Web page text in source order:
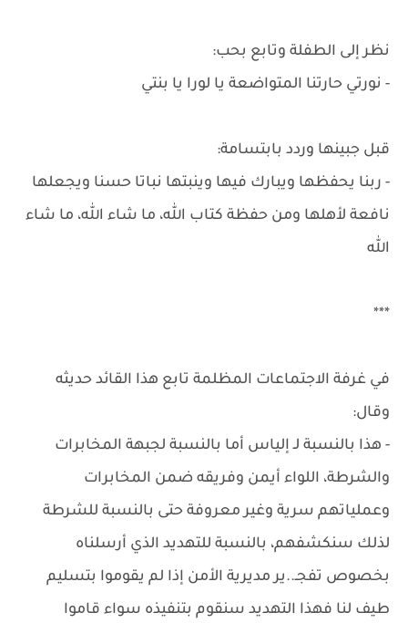
نظر إلى الطفلة وتابع بحب:
- نورتي حارتنا المتواضعة يا لورا يا بنتي
قبل جبينها وردد بابتسامة:
- ربنا يحفظها ويبارك فيها وينبتها نباتا حسنا ويجعلها
نافعة لأهلها ومن حفظة كتاب الله، ما شاء الله، ما شاء
الله
***
في غرفة الاجتماعات المظلمة تابع هذا القائد حديثه
وقال:
- هذا بالنسبة لـ إلياس أما بالنسبة لجبهة المخابرات
والشرطة، اللواء أيمن وفريقه ضمن المخابرات
وعملياتهم سرية وغير معروفة حتى بالنسبة للشرطة
لذلك سنكشفهم، بالنسبة للتهديد الذي أرسلناه
بخصوص تفجـ..ير مديرية الأمن إذا لم يقوموا بتسليم
طيف لنا فهذا التهديد سنقوم بتنفيذه سواء قاموا